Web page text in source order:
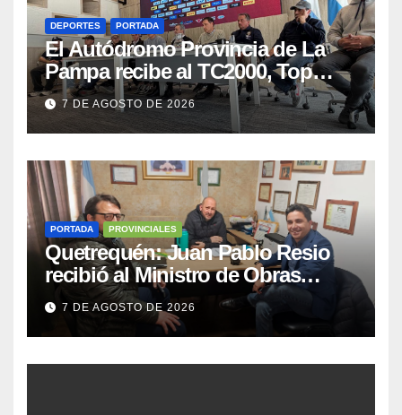
DEPORTES PORTADA
El Autódromo Provincia de La
Pampa recibe al TC2000, Top
Race y Fórmula Nacional este fin
de semana
7 DE AGOSTO DE 2026
PORTADA PROVINCIALES
Quetrequén: Juan Pablo Resio
recibió al Ministro de Obras
Públicas y al Presidente de
Vialidad para recorrer la ruta a
Villa Huidobro
7 DE AGOSTO DE 2026